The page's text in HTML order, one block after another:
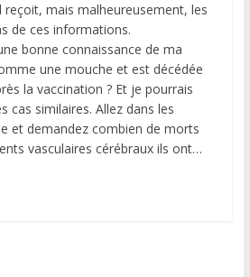
reçoit, mais malheureusement, les
de ces informations.
bonne connaissance de ma
une mouche et est décédée
la vaccination ? Et je pourrais
cas similaires. Allez dans les
et demandez combien de morts
vasculaires cérébraux ils ont…